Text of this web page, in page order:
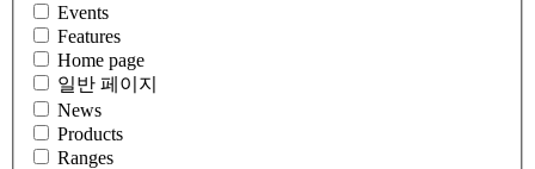
Events
Features
Home page
일반 페이지
News
Products
Ranges